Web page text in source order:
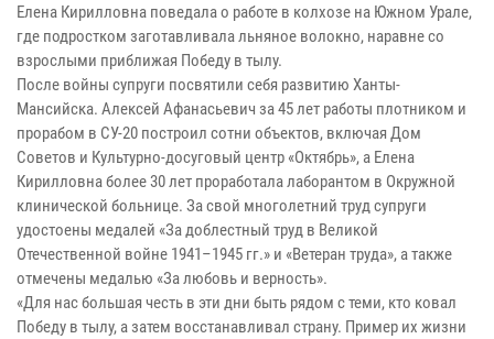
Елена Кирилловна поведала о работе в колхозе на Южном Урале,
где подростком заготавливала льняное волокно, наравне со
взрослыми приближая Победу в тылу.
После войны супруги посвятили себя развитию Ханты-
Мансийска. Алексей Афанасьевич за 45 лет работы плотником и
прорабом в СУ-20 построил сотни объектов, включая Дом
Советов и Культурно-досуговый центр «Октябрь», а Елена
Кирилловна более 30 лет проработала лаборантом в Окружной
клинической больнице. За свой многолетний труд супруги
удостоены медалей «За доблестный труд в Великой
Отечественной войне 1941–1945 гг.» и «Ветеран труда», а также
отмечены медалью «За любовь и верность».
«Для нас большая честь в эти дни быть рядом с теми, кто ковал
Победу в тылу, а затем восстанавливал страну. Пример их жизни